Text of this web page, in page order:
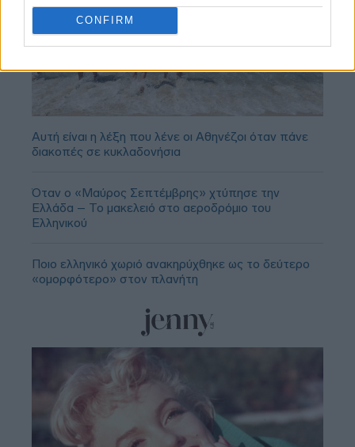
CONFIRM
Αυτή είναι η λέξη που λένε οι Αθηνέζοι όταν πάνε
διακοπές σε κυκλαδονήσια
Όταν ο «Μαύρος Σεπτέμβρης» χτύπησε την
Ελλάδα – Το μακελειό στο αεροδρόμιο του
Ελληνικού
Ποιο ελληνικό χωριό ανακηρύχθηκε ως το δεύτερο
«ομορφότερο» στον πλανήτη